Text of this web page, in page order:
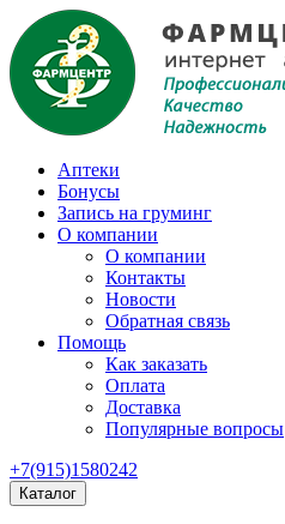
Аптеки
Бонусы
Запись на груминг
О компании
О компании
Контакты
Новости
Обратная связь
Помощь
Как заказать
Оплата
Доставка
Популярные вопросы
+7(915)1580242
Каталог